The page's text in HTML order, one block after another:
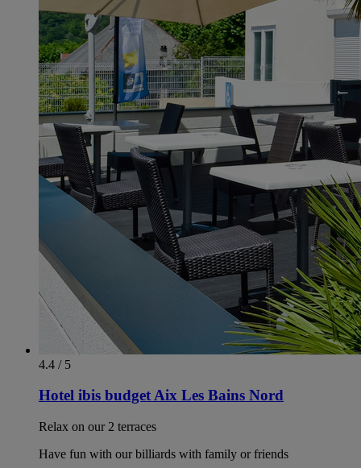
4.4 / 5
Hotel ibis budget Aix Les Bains Nord
Relax on our 2 terraces
Have fun with our billiards with family or friends